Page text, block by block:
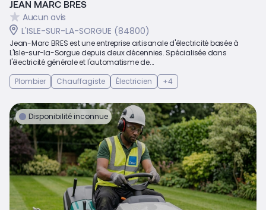
JEAN MARC BRES
Aucun avis
L'ISLE-SUR-LA-SORGUE (84800)
Jean-Marc BRES est une entreprise artisanale d'électricité basée à
L'Isle-sur-la-Sorgue depuis deux décennies. Spécialisée dans
l'électricité générale et l'automatisme de...
Plombier
Chauffagiste Électricien +4
Disponibilité inconnue